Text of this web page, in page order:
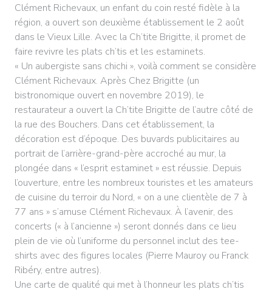
Clément Richevaux, un enfant du coin resté fidèle à la
région, a ouvert son deuxième établissement le 2 août
dans le Vieux Lille. Avec la Ch’tite Brigitte, il promet de
faire revivre les plats ch’tis et les estaminets.
« Un aubergiste sans chichi », voilà comment se considère
Clément Richevaux. Après Chez Brigitte (un
bistronomique ouvert en novembre 2019), le
restaurateur a ouvert la Ch’tite Brigitte de l’autre côté de
la rue des Bouchers. Dans cet établissement, la
décoration est d’époque. Des buvards publicitaires au
portrait de l’arrière-grand-père accroché au mur, la
plongée dans « l’esprit estaminet » est réussie. Depuis
l’ouverture, entre les nombreux touristes et les amateurs
de cuisine du terroir du Nord, « on a une clientèle de 7 à
77 ans » s’amuse Clément Richevaux. À l’avenir, des
concerts (« à l’ancienne ») seront donnés dans ce lieu
plein de vie où l’uniforme du personnel inclut des tee-
shirts avec des figures locales (Pierre Mauroy ou Franck
Ribéry, entre autres).
Une carte de qualité qui met à l’honneur les plats ch’tis